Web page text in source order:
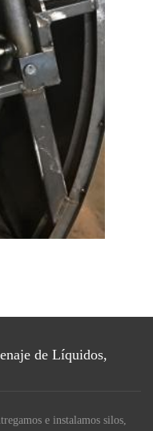
de Líquidos,
e instalamos silos,